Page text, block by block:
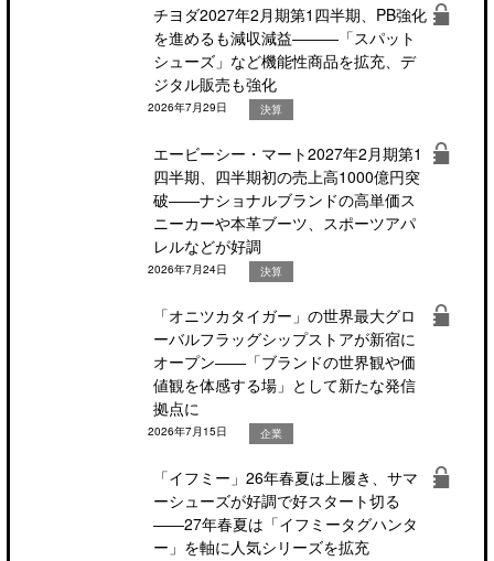
チヨダ2027年2月期第1四半期、PB強化
を進めるも減収減益―――「スパット
シューズ」など機能性商品を拡充、デ
ジタル販売も強化
2026年7月29日 決算
エービーシー・マート2027年2月期第1
四半期、四半期初の売上高1000億円突
破――ナショナルブランドの高単価ス
ニーカーや本革ブーツ、スポーツアパ
レルなどが好調
2026年7月24日 決算
「オニツカタイガー」の世界最大グロ
ーバルフラッグシップストアが新宿に
オープン――「ブランドの世界観や価
値観を体感する場」として新たな発信
拠点に
2026年7月15日 企業
「イフミー」26年春夏は上履き、サマ
ーシューズが好調で好スタート切る
――27年春夏は「イフミータグハンタ
ー」を軸に人気シリーズを拡充